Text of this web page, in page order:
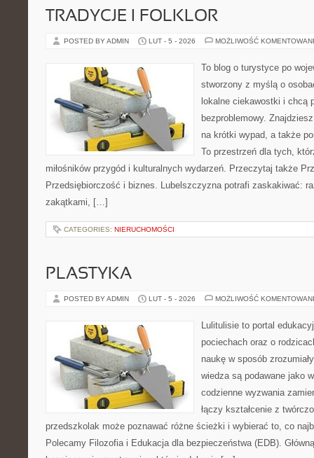
TRADYCJE I FOLKLOR
POSTED BY ADMIN LUT - 5 - 2026 MOŻLIWOŚĆ
To blog o turystyce po
stworzony z myślą o
lokalne ciekawostki i chcą
bezproblemowy.
na krótki wypad, a także
To przestrzeń dla tych,
miłośników przygód i kulturalnych wydarzeń. Przeczytaj także
Przedsiębiorczość i biznes. Lubelszczyzna potrafi zaskakiwać:
zakątkami, […]
CATEGORIES: NIERUCHOMOŚCI
PLASTYKA
POSTED BY ADMIN LUT - 5 - 2026 MOŻLIWOŚĆ
Lulitulisie to portal
pociechach oraz o
naukę w sposób
wiedza są podawane jako
codzienne wyzwania
łączy kształcenie z
przedszkolak może poznawać różne ścieżki i wybierać to, co
Polecamy Filozofia i Edukacja dla bezpieczeństwa (EDB).